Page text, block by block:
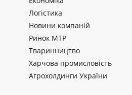
Логістика
Новини компаній
Ринок МТР
Тваринництво
Харчова промисловість
Агрохолдинги України